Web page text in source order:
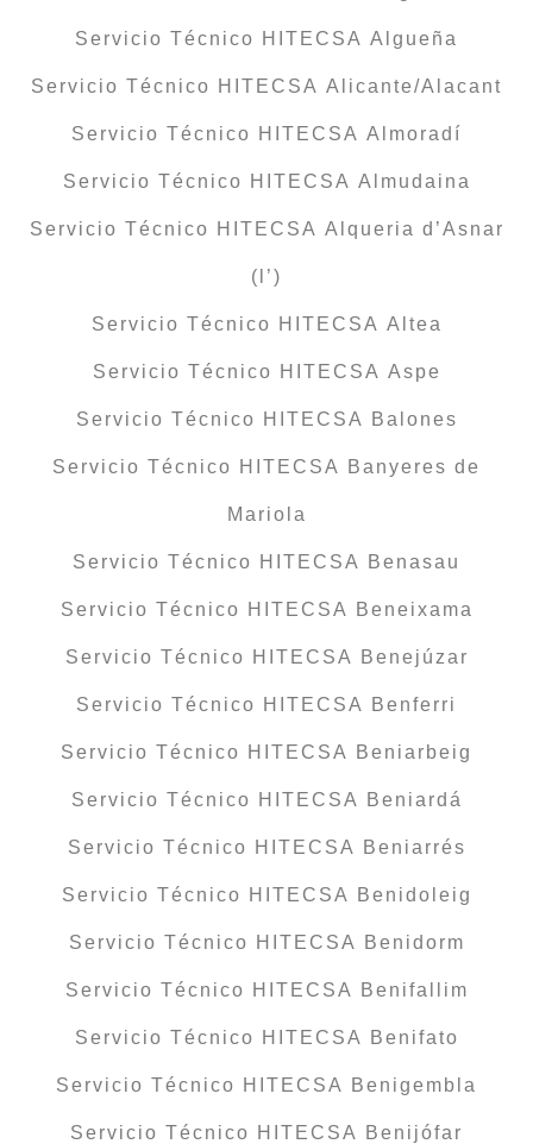
Servicio Técnico HITECSA Algueña
Servicio Técnico HITECSA Alicante/Alacant
Servicio Técnico HITECSA Almoradí
Servicio Técnico HITECSA Almudaina
Servicio Técnico HITECSA Alqueria d’Asnar
(l’)
Servicio Técnico HITECSA Altea
Servicio Técnico HITECSA Aspe
Servicio Técnico HITECSA Balones
Servicio Técnico HITECSA Banyeres de
Mariola
Servicio Técnico HITECSA Benasau
Servicio Técnico HITECSA Beneixama
Servicio Técnico HITECSA Benejúzar
Servicio Técnico HITECSA Benferri
Servicio Técnico HITECSA Beniarbeig
Servicio Técnico HITECSA Beniardá
Servicio Técnico HITECSA Beniarrés
Servicio Técnico HITECSA Benidoleig
Servicio Técnico HITECSA Benidorm
Servicio Técnico HITECSA Benifallim
Servicio Técnico HITECSA Benifato
Servicio Técnico HITECSA Benigembla
Servicio Técnico HITECSA Benijófar